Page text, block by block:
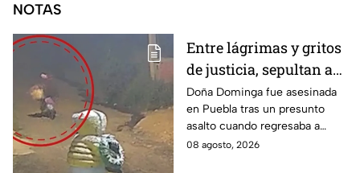
NOTAS
Entre lágrimas y gritos
de justicia, sepultan a
doña Dominga, la
abuelita asesinada tras
asalto en Amozoc,
Puebla
Doña Dominga fue asesinada
en Puebla tras un presunto
asalto cuando regresaba a
casa; familiares y amigos la
08 agosto, 2026